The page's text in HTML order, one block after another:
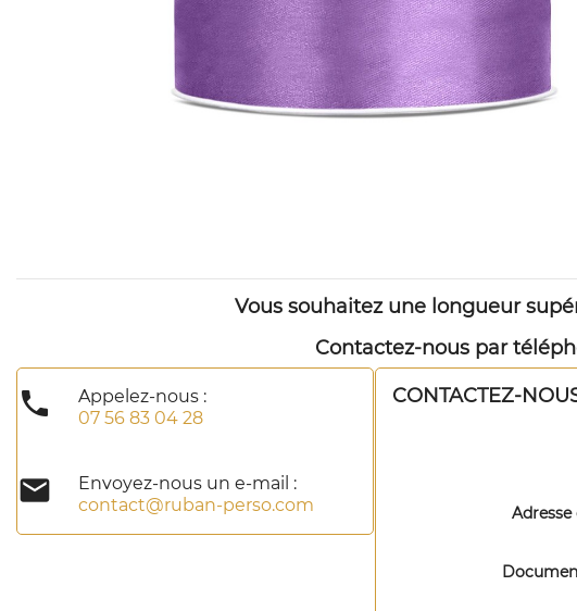
Vous souhaitez une longueur
Contactez-nous par

Appelez-nous :
07 56 83 04 28

Envoyez-nous un e-mail :
contact@ruban-perso.com
CONTACTEZ-
Adresse